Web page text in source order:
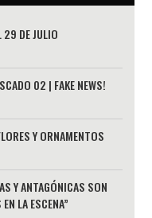
29 DE JULIO
02 | FAKE NEWS!
Y ORNAMENTOS
Y ANTAGÓNICAS SON
LA ESCENA”